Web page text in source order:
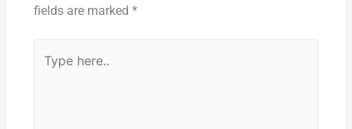
fields are marked *
here..